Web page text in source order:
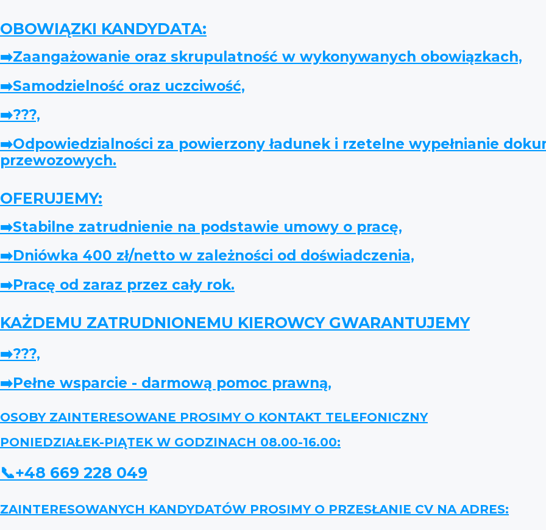
OBOWIĄZKI KANDYDATA:
➡️Zaangażowanie oraz skrupulatność w wykonywanych obowiązkach,
➡️Samodzielność oraz uczciwość,
➡️???,
➡️Odpowiedzialności za powierzony ładunek i rzetelne wypełnianie
przewozowych.
OFERUJEMY:
➡️Stabilne zatrudnienie na podstawie umowy o pracę,
➡️Dniówka 400 zł/netto w zależności od doświadczenia,
➡️Pracę od zaraz przez cały rok.
KAŻDEMU ZATRUDNIONEMU KIEROWCY GWARANTUJEMY
➡️???,
➡️Pełne wsparcie - darmową pomoc prawną,
OSOBY ZAINTERESOWANE PROSIMY O KONTAKT TELEFONICZNY
PONIEDZIAŁEK-PIĄTEK W GODZINACH 08.00-16.00:
📞+48 669 228 049
ZAINTERESOWANYCH KANDYDATÓW PROSIMY O PRZESŁANIE CV NA ADRES: